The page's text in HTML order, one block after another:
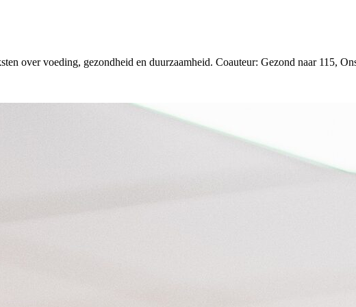
over voeding, gezondheid en duurzaamheid. Coauteur: Gezond naar 115,